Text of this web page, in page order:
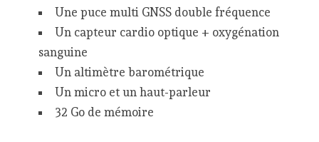
Une puce multi GNSS double fréquence
Un capteur cardio optique + oxygénation
sanguine
Un altimètre barométrique
Un micro et un haut-parleur
32 Go de mémoire